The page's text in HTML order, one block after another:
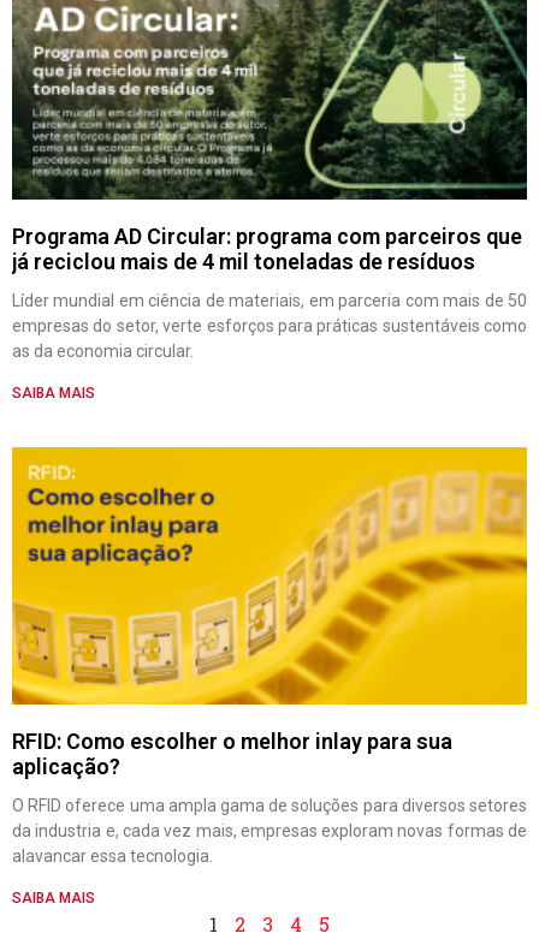
Programa AD Circular: programa com parceiros que
já reciclou mais de 4 mil toneladas de resíduos
Líder mundial em ciência de materiais, em parceria com mais de 50
empresas do setor, verte esforços para práticas sustentáveis como
as da economia circular.
SAIBA MAIS
RFID: Como escolher o melhor inlay para sua
aplicação?
O RFID oferece uma ampla gama de soluções para diversos setores
da industria e, cada vez mais, empresas exploram novas formas de
alavancar essa tecnologia.
SAIBA MAIS
1 2 3 4 5